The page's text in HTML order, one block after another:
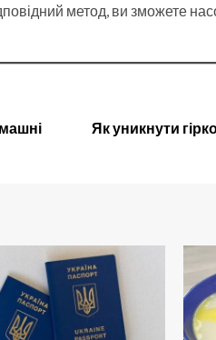
метод, ви зможете
Як уникнути